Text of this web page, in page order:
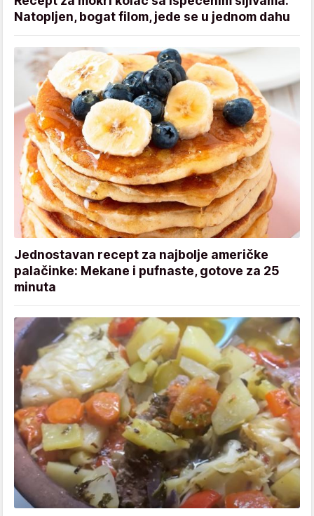
Natopljen, bogat filom, jede se u jednom dahu
Jednostavan recept za najbolje američke
palačinke: Mekane i pufnaste, gotove za 25
minuta